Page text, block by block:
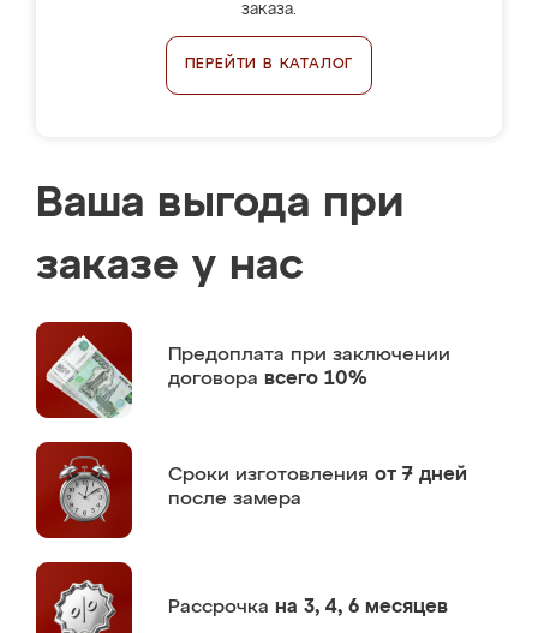
заказа.
ПЕРЕЙТИ В КАТАЛОГ
Ваша выгода при
заказе у нас
Предоплата при заключении
договора всего 10%
Сроки изготовления от 7 дней
после замера
Рассрочка на 3, 4, 6 месяцев